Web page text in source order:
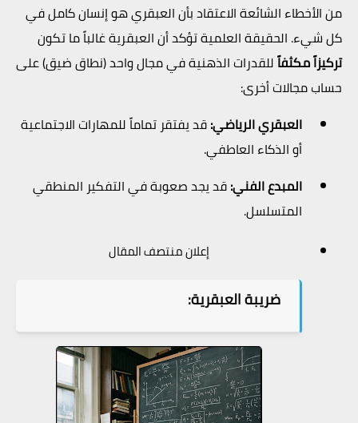
من الأخطاء الشائعة الاعتقاد بأن العبقري هو إنسان كامل في
كل شيء. الحقيقة العلمية تؤكد أن العبقرية غالباً ما تكون
تركيزاً مكثفاًللقدرات الذهنية في مجال واحد (نطاق ضيق) على
حساب مجالات أخرى:
العبقري الرياضي:قد يفتقر تماماً للمهارات الاجتماعية
أو الذكاء العاطفي.
المبدع الفني:قد يجد صعوبة في التفكير المنطقي
المتسلسل.
إعلان منتصف المقال
ضريبة العبقرية: